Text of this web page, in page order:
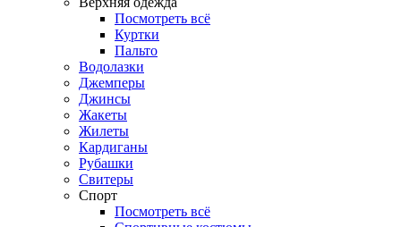
Посмотреть всё
Куртки
Пальто
Водолазки
Джемперы
Джинсы
Жакеты
Жилеты
Кардиганы
Рубашки
Свитеры
Спорт
Посмотреть всё